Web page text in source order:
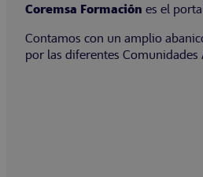
Coremsa Formación es el
Contamos con un amplio
por las diferentes Comunidades